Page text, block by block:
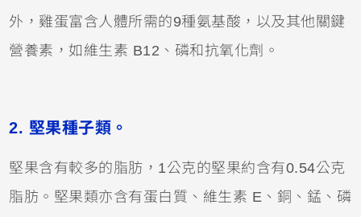
外，雞蛋富含人體所需的9種氨基酸，以及其他關鍵
營養素，如維生素 B12、磷和抗氧化劑。
2. 堅果種子類。
堅果含有較多的脂肪，1公克的堅果約含有0.54公克
脂肪。堅果類亦含有蛋白質、維生素 E、銅、錳、磷